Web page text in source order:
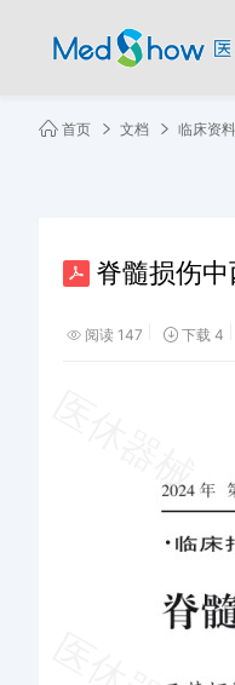
首页 文档 临床资料
脊髓损伤
阅读 147 下载 4